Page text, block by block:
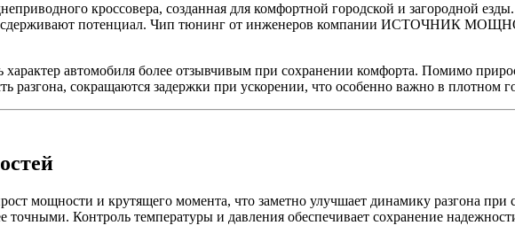
кроссовера, созданная для комфортной городской и загородной
сдерживают потенциал. Чип тюнинг от инженеров компании ИСТОЧНИК
автомобиля более отзывчивым при сохранении комфорта. Помимо
разгона, сокращаются задержки при ускорении, что особенно важно в плотном
мощности и крутящего момента, что заметно улучшает динамику разгона при
Контроль температуры и давления обеспечивает сохранение